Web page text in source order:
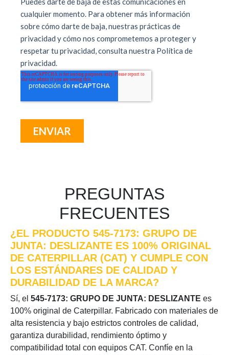
PREGUNTAS
FRECUENTES
¿EL PRODUCTO 545-7173: GRUPO DE
JUNTA: DESLIZANTE ES 100% ORIGINAL
DE CATERPILLAR (CAT) Y CUMPLE CON
LOS ESTÁNDARES DE CALIDAD Y
DURABILIDAD DE LA MARCA?
Sí, el 545-7173: GRUPO DE JUNTA: DESLIZANTE es
100% original de Caterpillar. Fabricado con materiales de
alta resistencia y bajo estrictos controles de calidad,
garantiza durabilidad, rendimiento óptimo y
compatibilidad total con equipos CAT. Confíe en la